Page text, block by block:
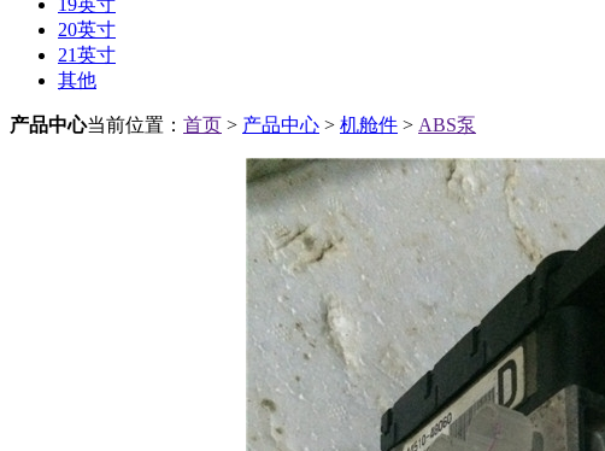
20英寸
21英寸
其他
产品中心当前位置： 首页 > 产品中心 > 机舱件 > ABS泵